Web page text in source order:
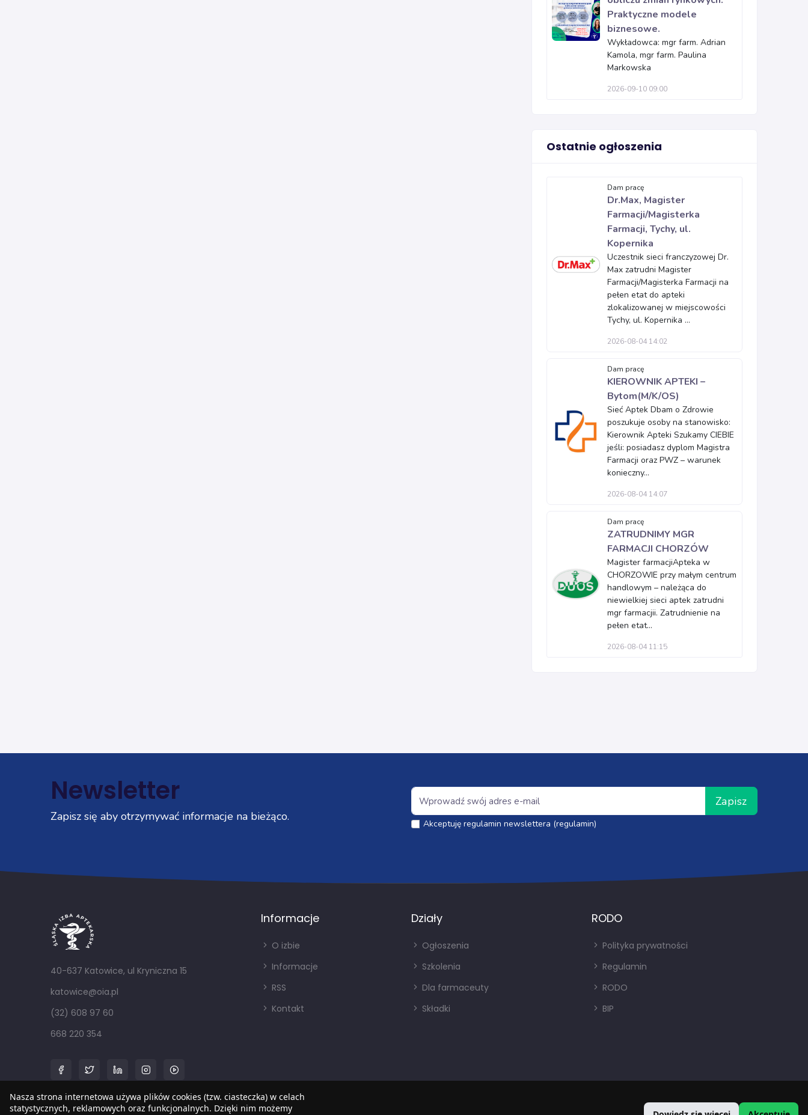
Praktyczne modele
biznesowe.
Wykładowca: mgr farm. Adrian
Kamola, mgr farm. Paulina
Markowska
2026-09-10 09:00
Ostatnie ogłoszenia
Dam pracę
Dr.Max, Magister
Farmacji/Magisterka
Farmacji, Tychy, ul.
Kopernika
Uczestnik sieci franczyzowej Dr.
Max zatrudni Magister
Farmacji/Magisterka Farmacji na
pełen etat do apteki
zlokalizowanej w miejscowości
Tychy, ul. Kopernika ...
2026-08-04 14:02
Dam pracę
KIEROWNIK APTEKI –
Bytom(M/K/OS)
Sieć Aptek Dbam o Zdrowie
poszukuje osoby na stanowisko:
Kierownik Apteki Szukamy CIEBIE
jeśli: posiadasz dyplom Magistra
Farmacji oraz PWZ – warunek
konieczny...
2026-08-04 14:07
Dam pracę
ZATRUDNIMY MGR
FARMACJI CHORZÓW
Magister farmacjiApteka w
CHORZOWIE przy małym centrum
handlowym – należąca do
niewielkiej sieci aptek zatrudni
mgr farmacjii. Zatrudnienie na
pełen etat...
2026-08-04 11:15
Newsletter
Zapisz się aby otrzymywać informacje na bieżąco.
Zapisz
Akceptuję regulamin newslettera (regulamin)
40-637 Katowice, ul Kryniczna 15
katowice@oia.pl
(32) 608 97 60
668 220 354
Informacje
O izbie
Informacje
RSS
Kontakt
Działy
Ogłoszenia
Szkolenia
Dla farmaceuty
Składki
RODO
Polityka prywatności
Regulamin
RODO
BIP
Nasza strona internetowa używa plików cookies (tzw. ciasteczka) w celach
statystycznych, reklamowych oraz funkcjonalnych. Dzięki nim możemy